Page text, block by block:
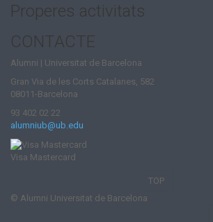
Properes activitats
CONTACTE
Alumni | Universitat de Barcelona
Gran Via de les Corts Catalanes, 582
08011-Barcelona
93 402 02 22
alumniub@ub.edu
Visa Mastercard
TOP
© Alumni Universitat de Barcelona